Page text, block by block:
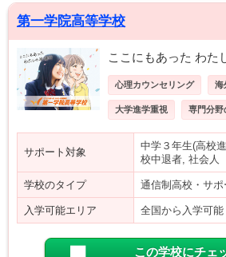
第一学院高等学校
ここにもあった わた
心理カウンセリング 海
大学進学重視 専門分野
サポート対象
中学３年生(高校
校中退者, 社会人
学校のタイプ 通信制高校・サポ
入学可能エリア 全国から入学可能
この学校にチェ